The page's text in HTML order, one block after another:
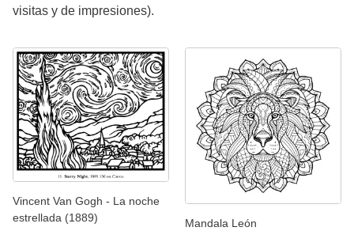
visitas y de impresiones).
Vincent Van Gogh - La noche
estrellada (1889)
Mandala León